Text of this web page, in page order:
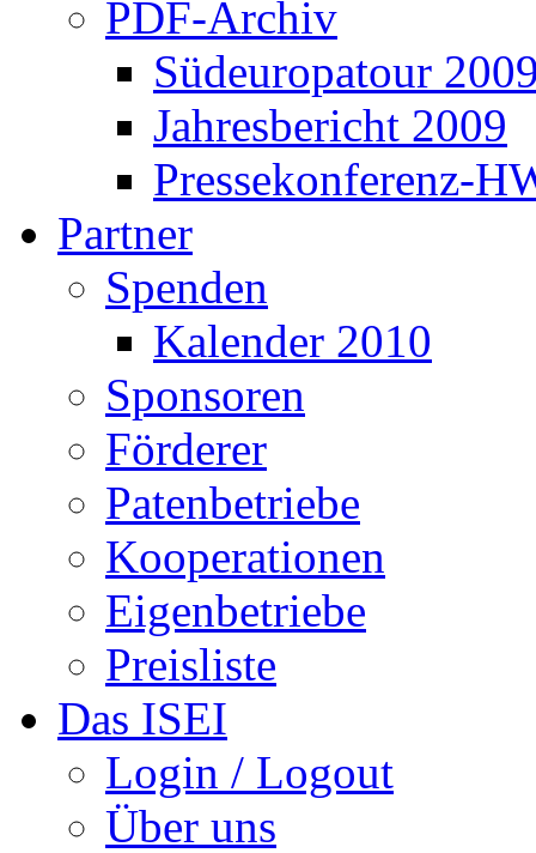
PDF-Archiv
Südeuropatour
Jahresbericht 2009
Pressekonferenz-
Partner
Spenden
Kalender 2010
Sponsoren
Förderer
Patenbetriebe
Kooperationen
Eigenbetriebe
Preisliste
Das ISEI
Login / Logout
Über uns